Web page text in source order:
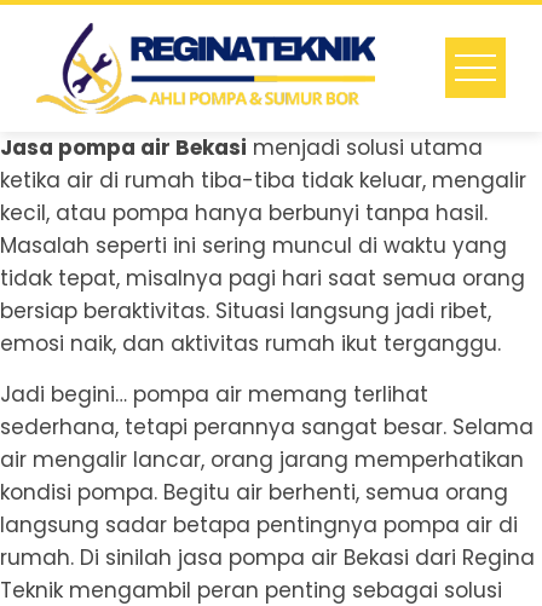
Skip
content
Jasa pompa air Bekasi menjadi solusi utama
ketika air di rumah tiba-tiba tidak keluar, mengalir
kecil, atau pompa hanya berbunyi tanpa hasil.
Masalah seperti ini sering muncul di waktu yang
tidak tepat, misalnya pagi hari saat semua orang
bersiap beraktivitas. Situasi langsung jadi ribet,
emosi naik, dan aktivitas rumah ikut terganggu.
Jadi begini… pompa air memang terlihat
sederhana, tetapi perannya sangat besar. Selama
air mengalir lancar, orang jarang memperhatikan
kondisi pompa. Begitu air berhenti, semua orang
langsung sadar betapa pentingnya pompa air di
rumah. Di sinilah jasa pompa air Bekasi dari Regina
Teknik mengambil peran penting sebagai solusi